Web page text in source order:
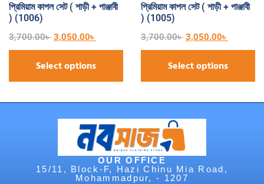
প্রিমিয়াম কাপল সেট ( শাড়ী + পাঞ্জাবী
) (1006)
3,700.00৳ 3,050.00৳
Select options
প্রিমিয়াম কাপল সেট ( শাড়ী + পাঞ্জাবী
) (1005)
3,700.00৳ 3,050.00৳
Select options
OUR OFFICE
15/11, Block-F, Hazi Chinu Mia Road,
Mohammadpur, - 1207